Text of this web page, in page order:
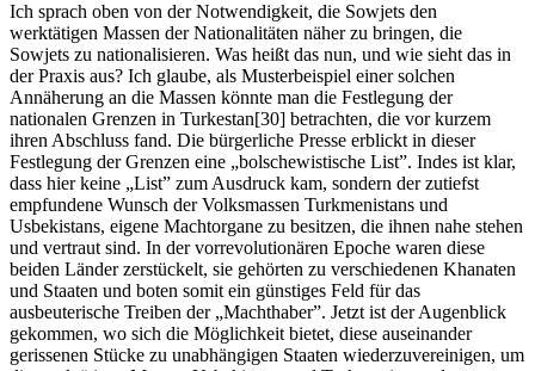
Ich sprach oben von der Notwendigkeit, die Sowjets den
werktätigen Massen der Nationalitäten näher zu bringen, die
Sowjets zu nationalisieren. Was heißt das nun, und wie sieht das in
der Praxis aus? Ich glaube, als Musterbeispiel einer solchen
Annäherung an die Massen könnte man die Festlegung der
nationalen Grenzen in Turkestan[30] betrachten, die vor kurzem
ihren Abschluss fand. Die bürgerliche Presse erblickt in dieser
Festlegung der Grenzen eine „bolschewistische List”. Indes ist klar,
dass hier keine „List” zum Ausdruck kam, sondern der zutiefst
empfundene Wunsch der Volksmassen Turkmenistans und
Usbekistans, eigene Machtorgane zu besitzen, die ihnen nahe stehen
und vertraut sind. In der vorrevolutionären Epoche waren diese
beiden Länder zerstückelt, sie gehörten zu verschiedenen Khanaten
und Staaten und boten somit ein günstiges Feld für das
ausbeuterische Treiben der „Machthaber”. Jetzt ist der Augenblick
gekommen, wo sich die Möglichkeit bietet, diese auseinander
gerissenen Stücke zu unabhängigen Staaten wiederzuvereinigen, um